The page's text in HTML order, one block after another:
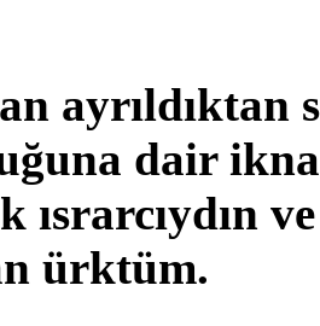
dair ikna
ısrarcıydın
ürktüm.